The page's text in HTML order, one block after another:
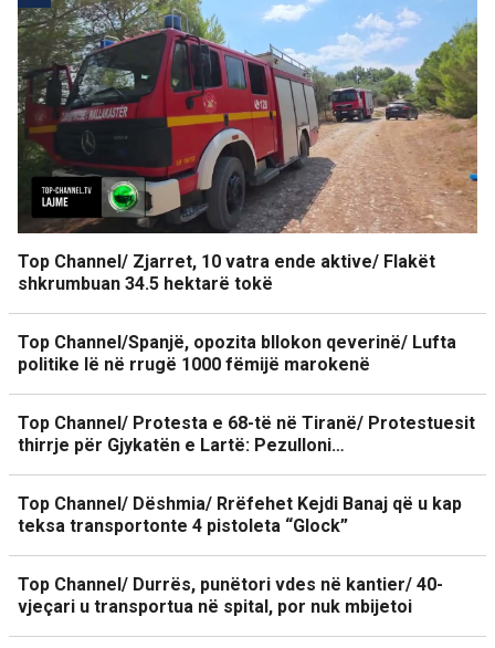
Top Channel/ Zjarret, 10 vatra ende aktive/ Flakët
shkrumbuan 34.5 hektarë tokë
Top Channel/Spanjë, opozita bllokon qeverinë/ Lufta
politike lë në rrugë 1000 fëmijë marokenë
Top Channel/ Protesta e 68-të në Tiranë/ Protestuesit
thirrje për Gjykatën e Lartë: Pezulloni…
Top Channel/ Dëshmia/ Rrëfehet Kejdi Banaj që u kap
teksa transportonte 4 pistoleta “Glock”
Top Channel/ Durrës, punëtori vdes në kantier/ 40-
vjeçari u transportua në spital, por nuk mbijetoi